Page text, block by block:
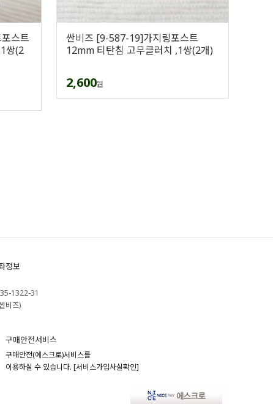
스트
쌍(2
싼비즈 [9-587-19]가지링포스트
12mm 티탄침 고무클러치 ,1쌍(2개)
2,600원
정보
1322-31
비즈)
구매안전서비스
구매안전(에스크로)서비스를
이용하실 수 있습니다. [서비스가입사실확인]